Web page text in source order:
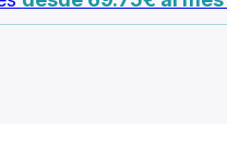
1.519,05 €.